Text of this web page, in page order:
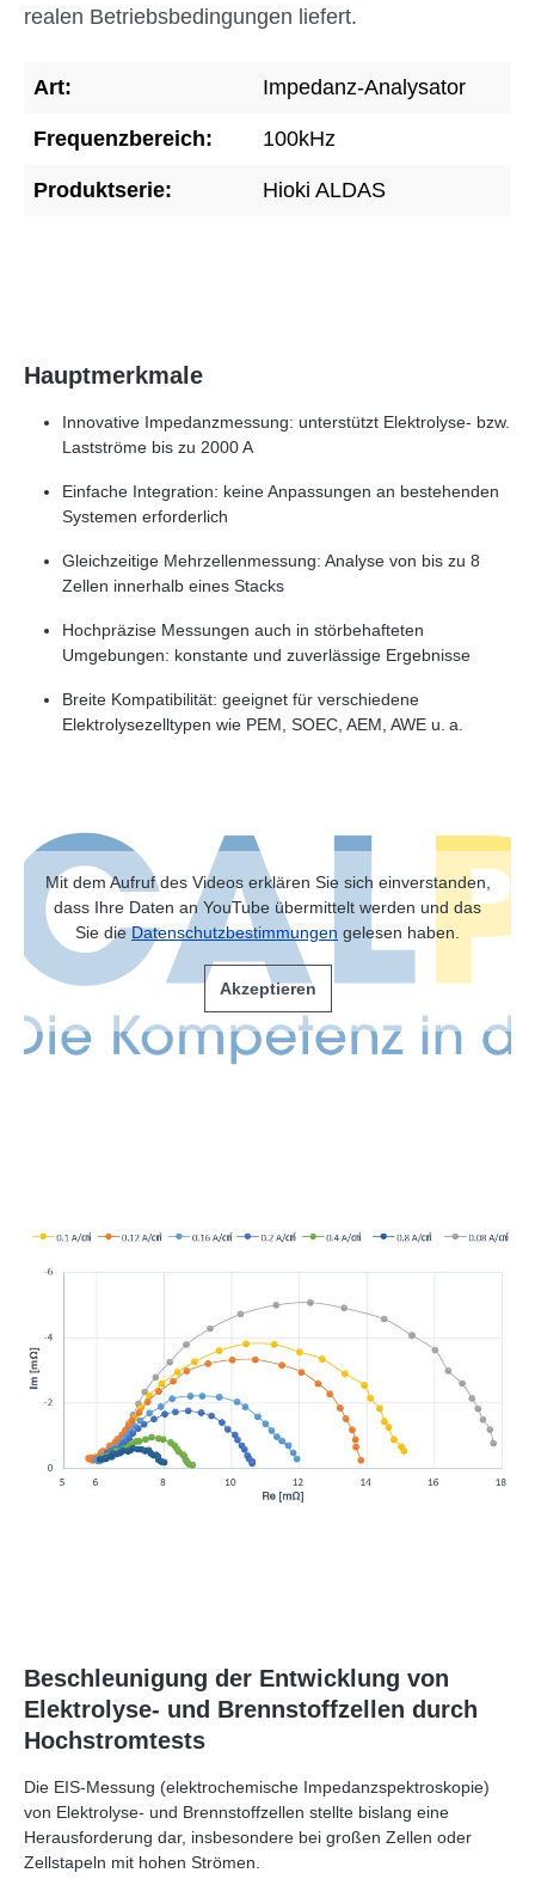
realen Betriebsbedingungen liefert.
Art: Impedanz-Analysator
Frequenzbereich: 100kHz
Produktserie: Hioki ALDAS
Hauptmerkmale
Innovative Impedanzmessung: unterstützt Elektrolyse- bzw.
Lastströme bis zu 2000 A
Einfache Integration: keine Anpassungen an bestehenden
Systemen erforderlich
Gleichzeitige Mehrzellenmessung: Analyse von bis zu 8
Zellen innerhalb eines Stacks
Hochpräzise Messungen auch in störbehafteten
Umgebungen: konstante und zuverlässige Ergebnisse
Breite Kompatibilität: geeignet für verschiedene
Elektrolysezelltypen wie PEM, SOEC, AEM, AWE u. a.
Mit dem Aufruf des Videos erklären Sie sich einverstanden,
dass Ihre Daten an YouTube übermittelt werden und das
Sie dieDatenschutzbestimmungen gelesen haben.
Akzeptieren
Beschleunigung der Entwicklung von
Elektrolyse- und Brennstoffzellen durch
Hochstromtests
Die EIS‑Messung (elektrochemische Impedanzspektroskopie)
von Elektrolyse- und Brennstoffzellen stellte bislang eine
Herausforderung dar, insbesondere bei großen Zellen oder
Zellstapeln mit hohen Strömen.